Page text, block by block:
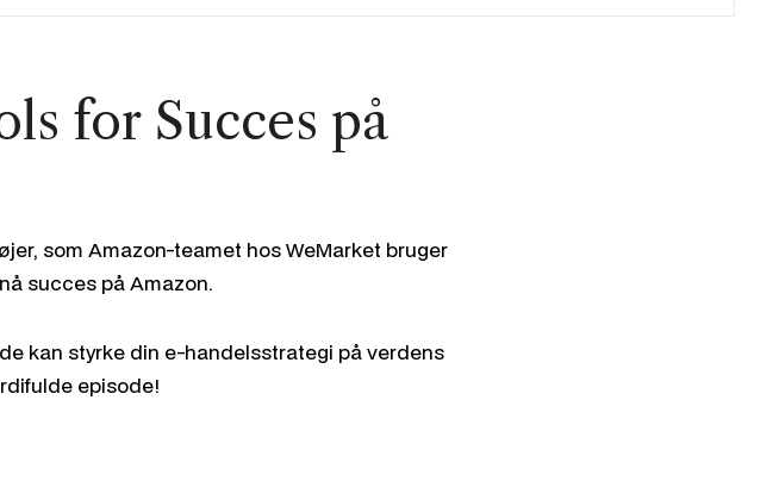
for Succes på
som Amazon-teamet hos WeMarket bruger
succes på Amazon.
kan styrke din e-handelsstrategi på verdens
episode!